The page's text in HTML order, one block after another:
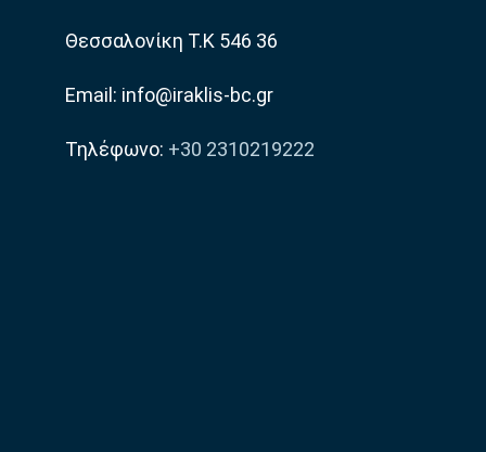
Θεσσαλονίκη Τ.Κ 546 36
Email: info@iraklis-bc.gr
Τηλέφωνο: +30 2310219222